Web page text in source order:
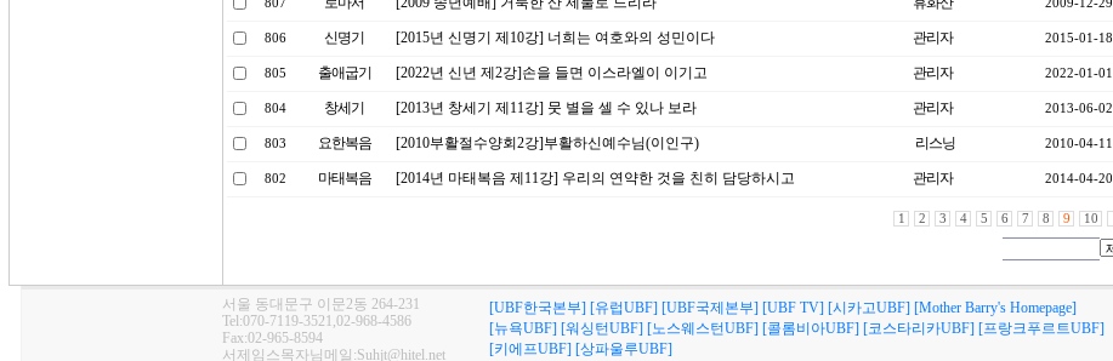
807 2009-12-29
806 신명기 [2015년 신명기 제10강] 너희는 여호와의 성민이다 관리자 2015-01-18
805 출애굽기 [2022년 신년 제2강]손을 들면 이스라엘이 이기고 관리자 2022-01-01
804 창세기 [2013년 창세기 제11강] 뭇 별을 셀 수 있나 보라 관리자 2013-06-02
803 요한복음 [2010부활절수양회2강]부활하신예수님(이인구) 리스닝 2010-04-11
802 마태복음 [2014년 마태복음 제11강] 우리의 연약한 것을 친히 담당하시고 관리자 2014-04-20
1 2 3 4 5 6 7 8 9 10
서울 동대문구 이문2동 264-231
Tel:070-7119-3521,02-968-4586
Fax:02-965-8594
서제임스목자님메일:Suhjt@hitel.net
[UBF한국본부] [유럽UBF] [UBF국제본부] [UBF TV] [시카고UBF] [Mother Barry's Homepage]
[뉴욕UBF] [워싱턴UBF] [노스웨스턴UBF] [콜롬비아UBF] [코스타리카UBF] [프랑크푸르트UBF]
[키에프UBF] [상파울루UBF]